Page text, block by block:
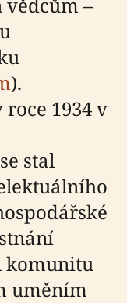
).
1934 v
stal
komunitu
uměním